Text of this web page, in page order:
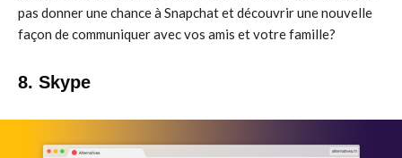
pas donner une chance à Snapchat et découvrir une nouvelle
façon de communiquer avec vos amis et votre famille?
8. Skype